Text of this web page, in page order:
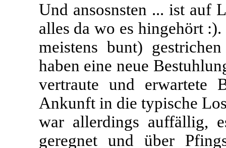
Und ansosnsten ... ist auf
alles da wo es hingehört
meistens bunt)
haben eine neue
vertraute und erwartete
Ankunft in die typische
war allerdings auffällig,
geregnet und über